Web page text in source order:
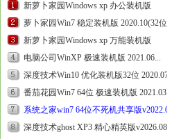
新萝卜家园Windows xp 办公装机版
2021.03...
萝卜家园Win7 稳定装机版 2020.10(32位)...
新萝卜家园Windows xp 万能装机版
2020.10...
电脑公司WinXP 极速装机版 2021.06...
深度技术Win10 优化装机版32位 2020.07...
番茄花园Win7 64位 极速装机版 2021.03...
系统之家win7 64位不死机共享版v2022.03
深度技术ghost XP3 精心精英版v2026.08